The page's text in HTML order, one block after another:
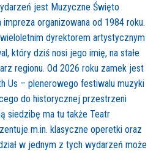
jest Muzyczne Święto
organizowana od 1984 roku.
dyrektorem artystycznym
który dziś nosi jego imię, na stałe
regionu. Od 2026 roku zamek jest
Us – plenerowego festiwalu muzyki
do historycznej przestrzeni
siedzibę ma tu także Teatr
m.in. klasyczne operetki oraz
w jednym z tych wydarzeń może